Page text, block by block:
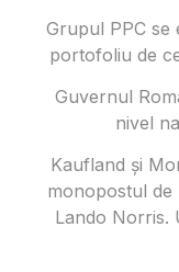
Grupul PPC se
portofoliu de
Guvernul
nivel
Kaufland și
monopostul de
Lando Norris.